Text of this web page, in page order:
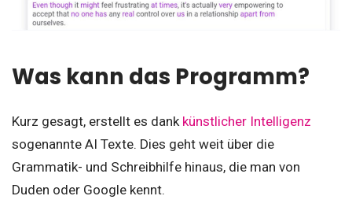
Was kann das Programm?
Kurz gesagt, erstellt es dank künstlicher Intelligenz
sogenannte AI Texte. Dies geht weit über die
Grammatik- und Schreibhilfe hinaus, die man von
Duden oder Google kennt.